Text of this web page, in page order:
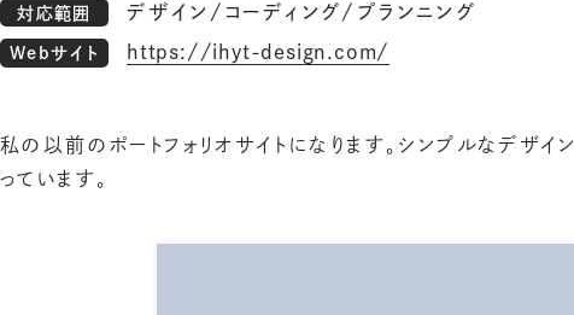
対応範囲 デザイン コーディング プランニング
Webサイト https://ihyt-design.com/
私の以前のポートフォリオサイトになります。シンプルなデザ
っています。